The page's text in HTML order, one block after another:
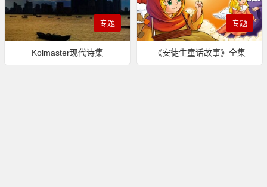
专题
Kolmaster现代诗集
专题
《安徒生童话故事》全集